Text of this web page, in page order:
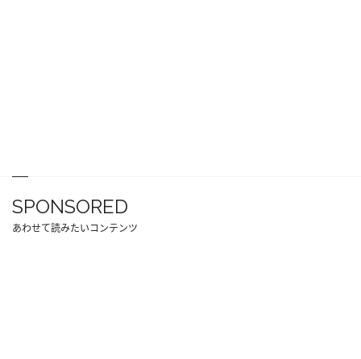
SPONSORED
あわせて読みたいコンテンツ